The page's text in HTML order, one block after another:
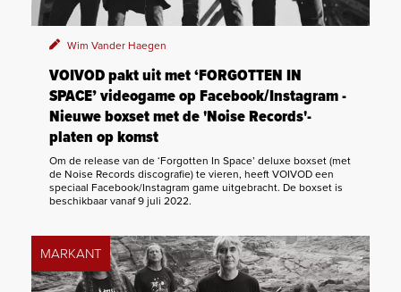
Wim Vander Haegen
VOIVOD pakt uit met ‘FORGOTTEN IN
SPACE’ videogame op Facebook/Instagram -
Nieuwe boxset met de 'Noise Records'-
platen op komst
Om de release van de ‘Forgotten In Space’ deluxe boxset (met
de Noise Records discografie) te vieren, heeft VOIVOD een
speciaal Facebook/Instagram game uitgebracht. De boxset is
beschikbaar vanaf 9 juli 2022.
MARKANT